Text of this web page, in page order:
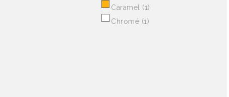
Caramel (1)
Chromé (1)